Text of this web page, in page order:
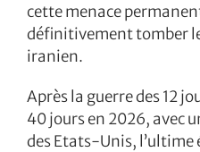
cette menace
définitivement tomber
iranien.
Après la guerre des 12
40 jours en 2026, avec
des Etats-Unis, l’ultime